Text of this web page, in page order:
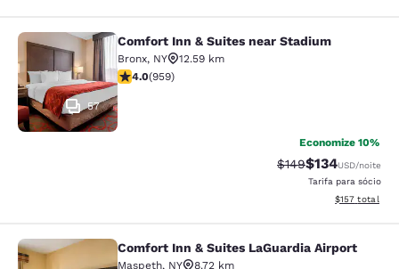
Comfort Inn & Suites near Stadium
57
Comfort Inn & Suites near Stadium
Bronx, NY
12.59 km
classificação 3.98 estrelas. Bom. 959 avaliações
4.0(959)
Economize 10%
Tarifa anterior
$149Tarifa com
$134USD/noite
Tarifa para sócio
Exibir
$157 total
Comfort Inn & Suites LaGuardia
Comfort Inn & Suites LaGuardia Airport
Maspeth, NY
8.72 km